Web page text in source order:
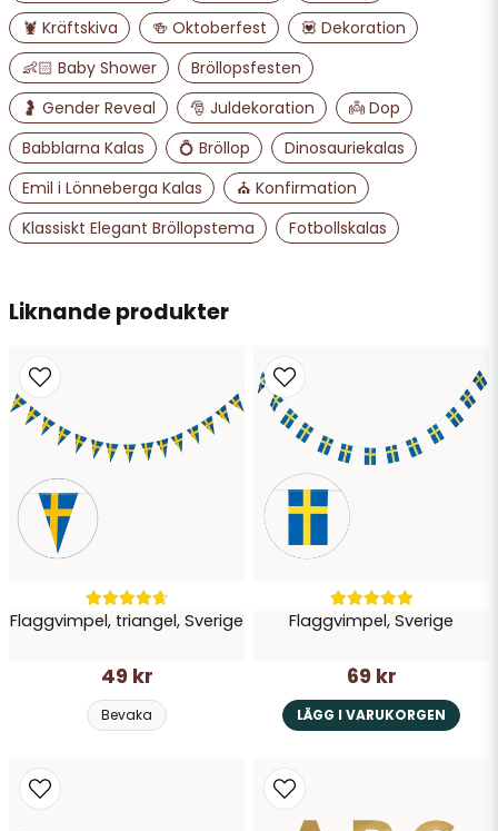
Ja, ni får publicera min fråga
Liknande produkter
Flaggvimpel, triangel, Sverige
49 kr
Bevaka
Flaggvimpel, Sverige
69 kr
LÄGG I VARUKORGEN
🦞 Kräftskiva
🍻 Oktoberfest
💟 Dekoration
👶🏻 Baby Shower
Bröllopsfesten
🤰 Gender Reveal
🎅 Juldekoration
👼 Dop
Babblarna Kalas
💍 Bröllop
Dinosauriekalas
Emil i Lönneberga Kalas
⛪ Konfirmation
Klassiskt Elegant Bröllopstema
Fotbollskalas